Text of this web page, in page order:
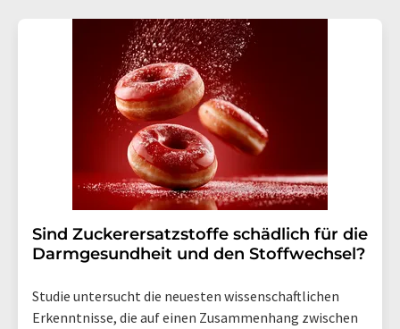
Sind Zuckerersatzstoffe schädlich für die
Darmgesundheit und den Stoffwechsel?
Studie untersucht die neuesten wissenschaftlichen
Erkenntnisse, die auf einen Zusammenhang zwischen